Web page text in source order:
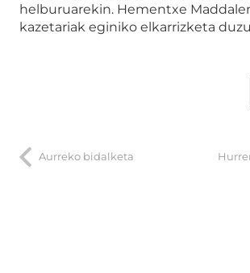
helburuarekin. Hementxe
kazetariak eginiko elkarrizketa
Aurreko bidalketa